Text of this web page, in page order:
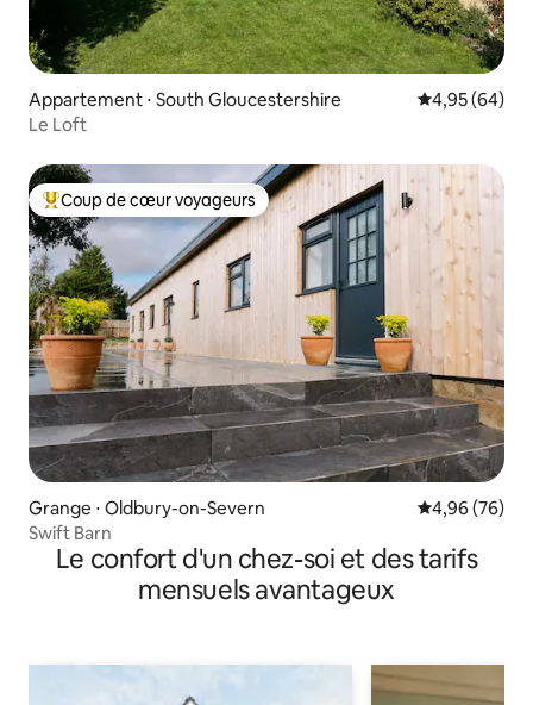
Appartement ⋅ South Gloucestershire Évaluation
4,95 (64)
Le Loft
Coups de cœur voyageurs les plus appréciés
Coup de cœur voyageurs
Grange ⋅ Oldbury-on-Severn Évaluation
4,96 (76)
Swift Barn
Le confort d'un chez-soi et des tarifs
mensuels avantageux